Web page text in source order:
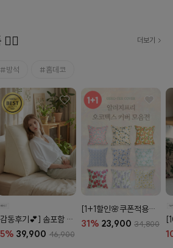
더보기
#방석 #홈데코
[감동후기💕] 솜포함 삼각 프리미엄 탄탄 등쿠션 (26color)
39,900 46,900
[1+1할인🌸쿠폰적용X] 오코텍스 플라워 라이프 패턴 20종
31% 23,900 34,800